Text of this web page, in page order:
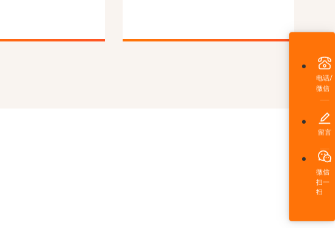
电话/
微信
留言
微信
扫一
扫